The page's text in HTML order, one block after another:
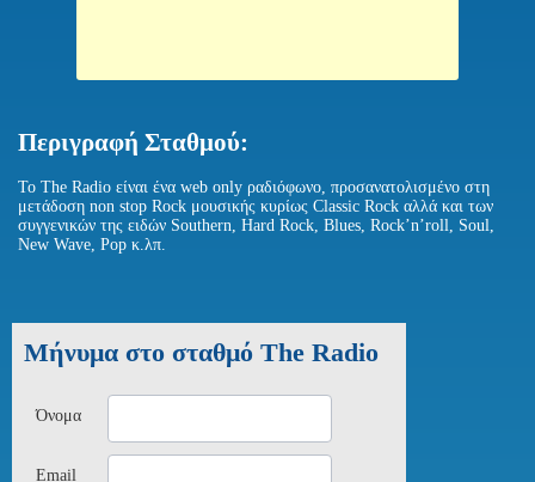
Περιγραφή Σταθμού:
Το The Radio είναι ένα web only ραδιόφωνο, προσανατολισμένο στη
μετάδοση non stop Rock μουσικής κυρίως Classic Rock αλλά και των
συγγενικών της ειδών Southern, Hard Rock, Blues, Rock’n’roll, Soul,
New Wave, Pop κ.λπ.
Μήνυμα στο σταθμό The Radio
Όνομα
Email